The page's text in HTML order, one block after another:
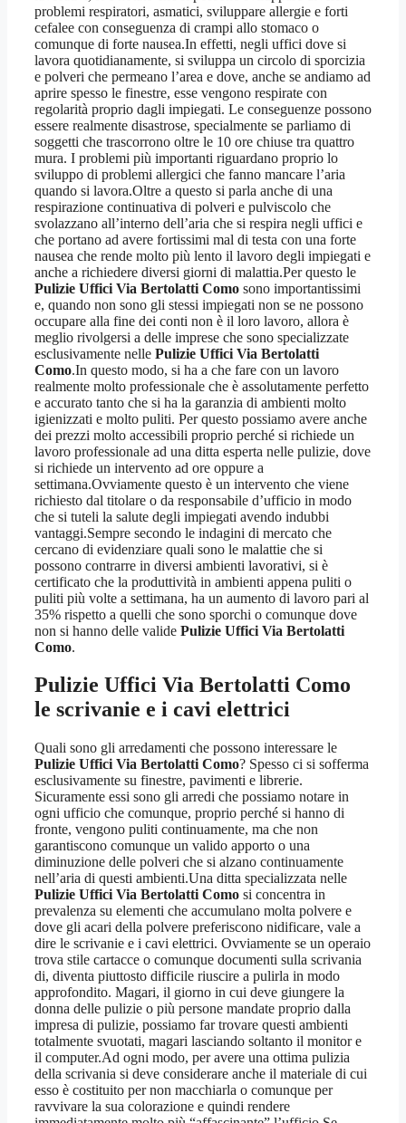
problemi respiratori, asmatici, sviluppare allergie e forti
cefalee con conseguenza di crampi allo stomaco o
comunque di forte nausea.In effetti, negli uffici dove si
lavora quotidianamente, si sviluppa un circolo di sporcizia
e polveri che permeano l’area e dove, anche se andiamo ad
aprire spesso le finestre, esse vengono respirate con
regolarità proprio dagli impiegati. Le conseguenze possono
essere realmente disastrose, specialmente se parliamo di
soggetti che trascorrono oltre le 10 ore chiuse tra quattro
mura. I problemi più importanti riguardano proprio lo
sviluppo di problemi allergici che fanno mancare l’aria
quando si lavora.Oltre a questo si parla anche di una
respirazione continuativa di polveri e pulviscolo che
svolazzano all’interno dell’aria che si respira negli uffici e
che portano ad avere fortissimi mal di testa con una forte
nausea che rende molto più lento il lavoro degli impiegati e
anche a richiedere diversi giorni di malattia.Per questo le
Pulizie Uffici Via Bertolatti Como sono importantissimi
e, quando non sono gli stessi impiegati non se ne possono
occupare alla fine dei conti non è il loro lavoro, allora è
meglio rivolgersi a delle imprese che sono specializzate
esclusivamente nelle Pulizie Uffici Via Bertolatti
Como.In questo modo, si ha a che fare con un lavoro
realmente molto professionale che è assolutamente perfetto
e accurato tanto che si ha la garanzia di ambienti molto
igienizzati e molto puliti. Per questo possiamo avere anche
dei prezzi molto accessibili proprio perché si richiede un
lavoro professionale ad una ditta esperta nelle pulizie, dove
si richiede un intervento ad ore oppure a
settimana.Ovviamente questo è un intervento che viene
richiesto dal titolare o da responsabile d’ufficio in modo
che si tuteli la salute degli impiegati avendo indubbi
vantaggi.Sempre secondo le indagini di mercato che
cercano di evidenziare quali sono le malattie che si
possono contrarre in diversi ambienti lavorativi, si è
certificato che la produttività in ambienti appena puliti o
puliti più volte a settimana, ha un aumento di lavoro pari al
35% rispetto a quelli che sono sporchi o comunque dove
non si hanno delle valide Pulizie Uffici Via Bertolatti
Como.
Pulizie Uffici Via Bertolatti Como
le scrivanie e i cavi elettrici
Quali sono gli arredamenti che possono interessare le
Pulizie Uffici Via Bertolatti Como? Spesso ci si sofferma
esclusivamente su finestre, pavimenti e librerie.
Sicuramente essi sono gli arredi che possiamo notare in
ogni ufficio che comunque, proprio perché si hanno di
fronte, vengono puliti continuamente, ma che non
garantiscono comunque un valido apporto o una
diminuzione delle polveri che si alzano continuamente
nell’aria di questi ambienti.Una ditta specializzata nelle
Pulizie Uffici Via Bertolatti Como si concentra in
prevalenza su elementi che accumulano molta polvere e
dove gli acari della polvere preferiscono nidificare, vale a
dire le scrivanie e i cavi elettrici. Ovviamente se un operaio
trova stile cartacce o comunque documenti sulla scrivania
di, diventa piuttosto difficile riuscire a pulirla in modo
approfondito. Magari, il giorno in cui deve giungere la
donna delle pulizie o più persone mandate proprio dalla
impresa di pulizie, possiamo far trovare questi ambienti
totalmente svuotati, magari lasciando soltanto il monitor e
il computer.Ad ogni modo, per avere una ottima pulizia
della scrivania si deve considerare anche il materiale di cui
esso è costituito per non macchiarla o comunque per
ravvivare la sua colorazione e quindi rendere